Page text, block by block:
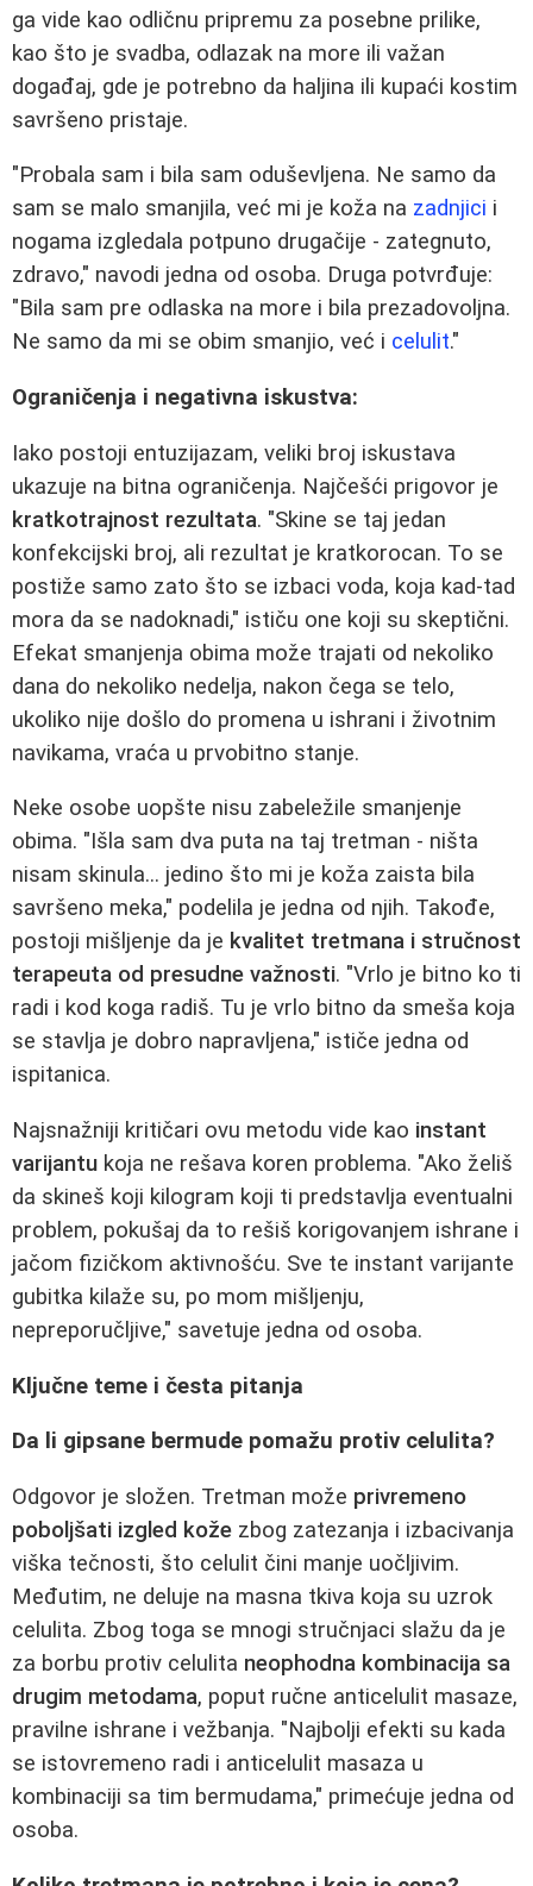
ga vide kao odličnu pripremu za posebne prilike,
kao što je svadba, odlazak na more ili važan
događaj, gde je potrebno da haljina ili kupaći kostim
savršeno pristaje.
"Probala sam i bila sam oduševljena. Ne samo da
sam se malo smanjila, već mi je koža na zadnjici i
nogama izgledala potpuno drugačije - zategnuto,
zdravo," navodi jedna od osoba. Druga potvrđuje:
"Bila sam pre odlaska na more i bila prezadovoljna.
Ne samo da mi se obim smanjio, već i celulit."
Ograničenja i negativna iskustva:
Iako postoji entuzijazam, veliki broj iskustava
ukazuje na bitna ograničenja. Najčešći prigovor je
kratkotrajnost rezultata. "Skine se taj jedan
konfekcijski broj, ali rezultat je kratkorocan. To se
postiže samo zato što se izbaci voda, koja kad-tad
mora da se nadoknadi," ističu one koji su skeptični.
Efekat smanjenja obima može trajati od nekoliko
dana do nekoliko nedelja, nakon čega se telo,
ukoliko nije došlo do promena u ishrani i životnim
navikama, vraća u prvobitno stanje.
Neke osobe uopšte nisu zabeležile smanjenje
obima. "Išla sam dva puta na taj tretman - ništa
nisam skinula... jedino što mi je koža zaista bila
savršeno meka," podelila je jedna od njih. Takođe,
postoji mišljenje da je kvalitet tretmana i stručnost
terapeuta od presudne važnosti. "Vrlo je bitno ko ti
radi i kod koga radiš. Tu je vrlo bitno da smeša koja
se stavlja je dobro napravljena," ističe jedna od
ispitanica.
Najsnažniji kritičari ovu metodu vide kao instant
varijantu koja ne rešava koren problema. "Ako želiš
da skineš koji kilogram koji ti predstavlja eventualni
problem, pokušaj da to rešiš korigovanjem ishrane i
jačom fizičkom aktivnošću. Sve te instant varijante
gubitka kilaže su, po mom mišljenju,
nepreporučljive," savetuje jedna od osoba.
Ključne teme i česta pitanja
Da li gipsane bermude pomažu protiv celulita?
Odgovor je složen. Tretman može privremeno
poboljšati izgled kože zbog zatezanja i izbacivanja
viška tečnosti, što celulit čini manje uočljivim.
Međutim, ne deluje na masna tkiva koja su uzrok
celulita. Zbog toga se mnogi stručnjaci slažu da je
za borbu protiv celulita neophodna kombinacija sa
drugim metodama, poput ručne anticelulit masaze,
pravilne ishrane i vežbanja. "Najbolji efekti su kada
se istovremeno radi i anticelulit masaza u
kombinaciji sa tim bermudama," primećuje jedna od
osoba.